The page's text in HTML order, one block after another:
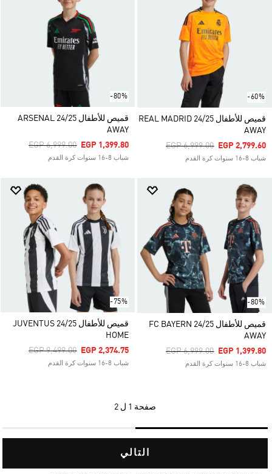
-60%
قميص للأطفال REAL MADRID 24/25
AWAY
Price Reduced From
EGP 6,999.00ToEGP 2,799.60
شباب 8-16 سنوات كرة القدم
-80%
قميص للأطفال ARSENAL 24/25
AWAY
Price Reduced From
EGP 6,999.00ToEGP 1,399.80
شباب 8-16 سنوات كرة القدم
-80%
قميص للأطفال FC BAYERN 24/25
AWAY
Price Reduced From
EGP 6,999.00ToEGP 1,399.80
شباب 8-16 سنوات كرة القدم
-75%
قميص للأطفال JUVENTUS 24/25
HOME
Price Reduced From
EGP 9,499.00ToEGP 2,374.75
شباب 8-16 سنوات كرة القدم
صفحة 1 ل 2
التالي